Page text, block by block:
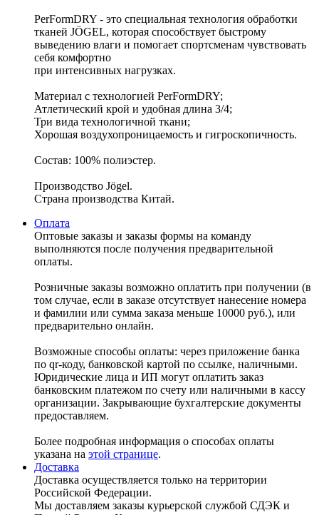
PerFormDRY - это специальная технология обработки
тканей JÖGEL, которая способствует быстрому
выведению влаги и помогает спортсменам чувствовать
себя комфортно
при интенсивных нагрузках.
Материал с технологией PerFormDRY;
Атлетический крой и удобная длина 3/4;
Три вида технологичной ткани;
Хорошая воздухопроницаемость и гигроскопичность.
Состав: 100% полиэстер.
Производство Jögel.
Страна производства Китай.
Оплата
Оптовые заказы и заказы формы на команду
выполняются после получения предварительной
оплаты.
Розничные заказы возможно оплатить при получении (в
том случае, если в заказе отсутствует нанесение номера
и фамилии или сумма заказа меньше 10000 руб.), или
предварительно онлайн.
Возможные способы оплаты: через приложение банка
по qr-коду, банковской картой по ссылке, наличными.
Юридические лица и ИП могут оплатить заказ
банковским платежом по счету или наличными в кассу
организации. Закрывающие бухгалтерские документы
предоставляем.
Более подробная информация о способах оплаты
указана на этой странице.
Доставка
Доставка осуществляется только на территории
Российской Федерации.
Мы доставляем заказы курьерской службой СДЭК и